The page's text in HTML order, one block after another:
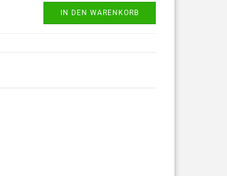
IN DEN WARENKORB